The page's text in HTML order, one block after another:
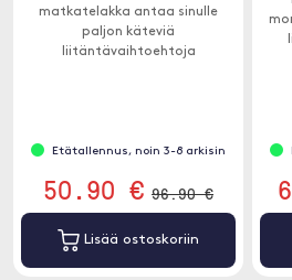
matkatelakka antaa sinulle
paljon käteviä
liitäntävaihtoehtoja
Etätallennus, noin 3-8 arkisin
50.90 € 96.90 €
Lisää ostoskoriin